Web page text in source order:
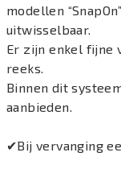
modellen
uitwisselbaar.
Er zijn enkel fijne
reeks.
Binnen dit
aanbieden.
✔Bij vervanging